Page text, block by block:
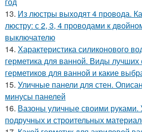
13. Из люстры выходят 4 провода.
люстру: с 2, 3, 4 проводами к
выключателю
14. Характеристика силиконового
герметика для ванной. Виды лучших
герметиков для ванной и какие
15. Уличные панели для стен.
минусы панелей
16. Вазоны уличные своими
подручных и строительных